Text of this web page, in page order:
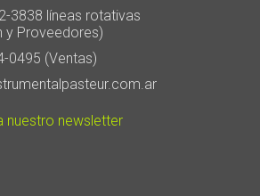
3838 líneas rotativas
y Proveedores)
0495 (Ventas)
nuestro newsletter